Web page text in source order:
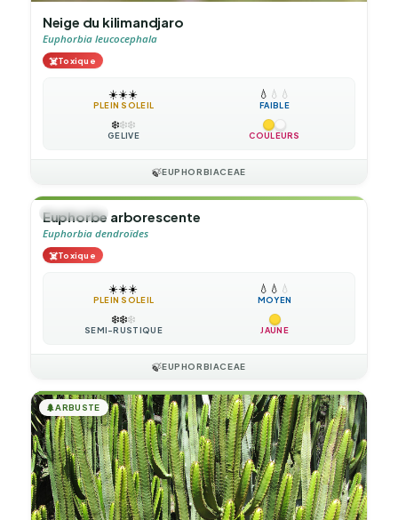
Neige du kilimandjaro
Euphorbia leucocephala
☠️Toxique
☀️☀️☀️
PLEIN SOLEIL
💧 💧 💧
FAIBLE
❄️❄️❄️
GÉLIVE COULEURS
🍃EUPHORBIACEAE
🌲ARBUSTE
Euphorbe arborescente
Euphorbia dendroïdes
☠️Toxique
☀️☀️☀️
PLEIN SOLEIL
💧 💧 💧
MOYEN
❄️❄️❄️
SEMI-RUSTIQUE JAUNE
🍃EUPHORBIACEAE
🌲ARBUSTE